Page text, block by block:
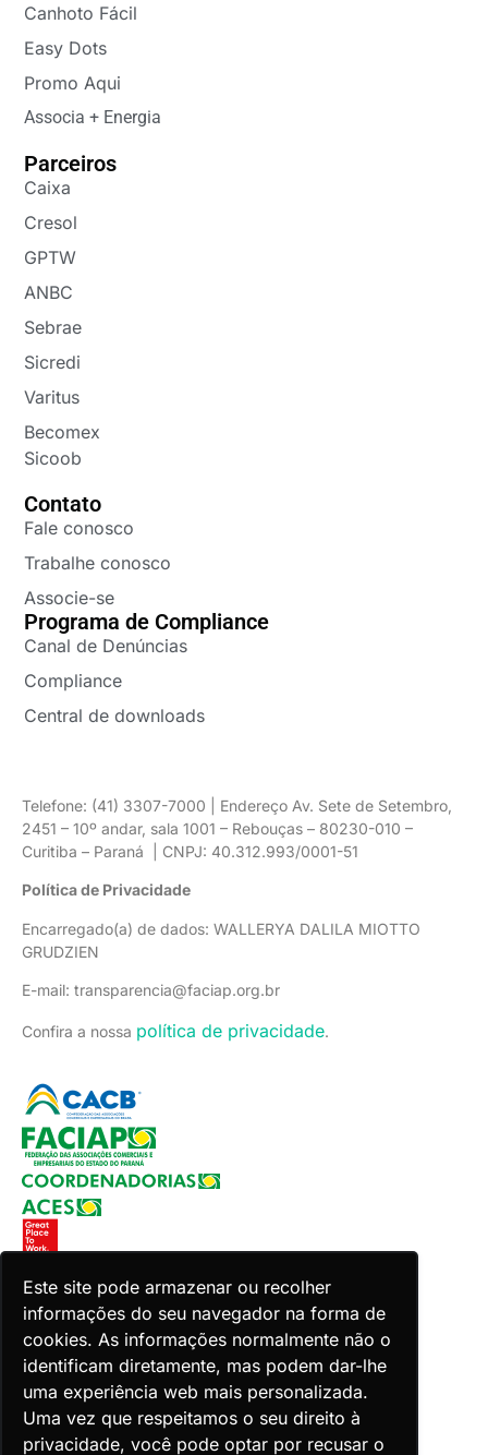
Este site pode armazenar ou recolher
informações do seu navegador na forma de
cookies. As informações normalmente não o
identificam diretamente, mas podem dar-lhe
uma experiência web mais personalizada.
Uma vez que respeitamos o seu direito à
privacidade, você pode optar por recusar o
Canhoto Fácil
Easy Dots
Promo Aqui
Associa + Energia
Parceiros
Caixa
Cresol
GPTW
ANBC
Sebrae
Sicredi
Varitus
Becomex
Sicoob
Contato
Fale conosco
Trabalhe conosco
Associe-se
Programa de Compliance
Canal de Denúncias
Compliance
Central de downloads
Telefone: (41) 3307-7000 | Endereço Av. Sete de Setembro,
2451 – 10º andar, sala 1001 – Rebouças – 80230-010 –
Curitiba – Paraná | CNPJ: 40.312.993/0001-51
Política de Privacidade
Encarregado(a) de dados: WALLERYA DALILA MIOTTO
GRUDZIEN
E-mail: transparencia@faciap.org.br
Confira a nossa política de privacidade.
Copyright 2026 Faciap. Todos os direitos reservados.
Desenvolvido por Zion ACES.